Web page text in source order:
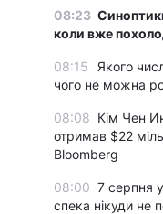
08:23
коли вже
08:15
Якого
чого не можна
08:08 Кім Чен
отримав $22
Bloomberg
08:00 7 серпня
спека нікуди не